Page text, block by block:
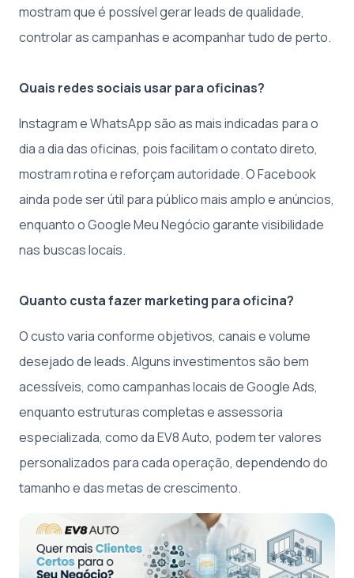
mostram que é possível gerar leads de qualidade,
controlar as campanhas e acompanhar tudo de perto.
Quais redes sociais usar para oficinas?
Instagram e WhatsApp são as mais indicadas para o
dia a dia das oficinas, pois facilitam o contato direto,
mostram rotina e reforçam autoridade. O Facebook
ainda pode ser útil para público mais amplo e anúncios,
enquanto o Google Meu Negócio garante visibilidade
nas buscas locais.
Quanto custa fazer marketing para oficina?
O custo varia conforme objetivos, canais e volume
desejado de leads. Alguns investimentos são bem
acessíveis, como campanhas locais de Google Ads,
enquanto estruturas completas e assessoria
especializada, como da EV8 Auto, podem ter valores
personalizados para cada operação, dependendo do
tamanho e das metas de crescimento.